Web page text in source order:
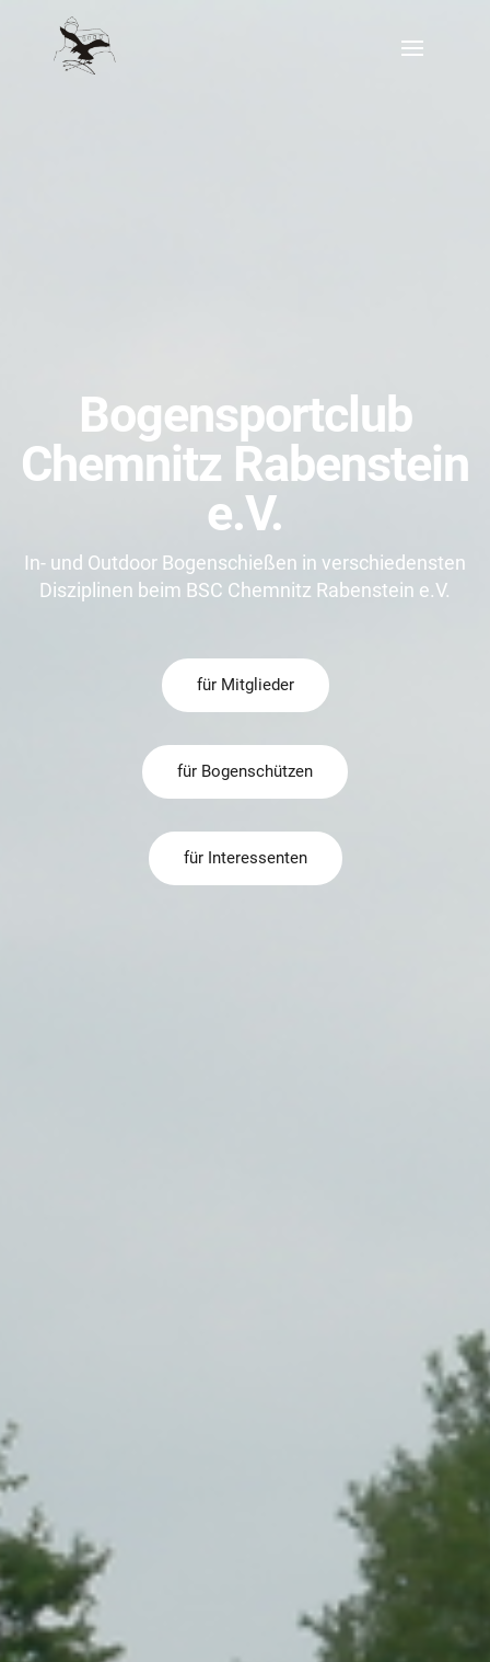
Bogensportclub
Chemnitz Rabenstein
e.V.
In- und Outdoor Bogenschießen in verschiedensten
Disziplinen beim BSC Chemnitz Rabenstein e.V.
für Mitglieder
für Bogenschützen
für Interessenten